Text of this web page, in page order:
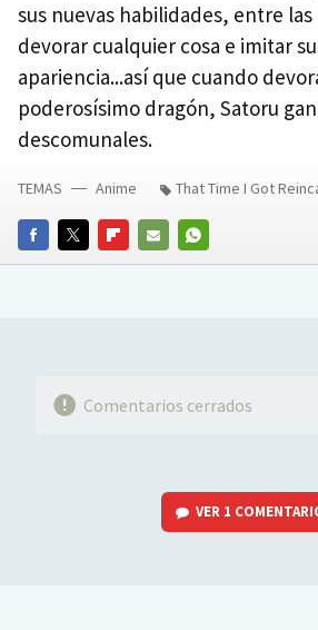
sus nuevas habilidades, entre
devorar cualquier cosa e imitar
apariencia...así que cuando
poderosísimo dragón, Satoru
descomunales.
FACEBOOKTWITTERFLIPBOARD
E-
WHATSAPP
TEMAS Anime That Time I Got
Comentarios cerrados
VER 1